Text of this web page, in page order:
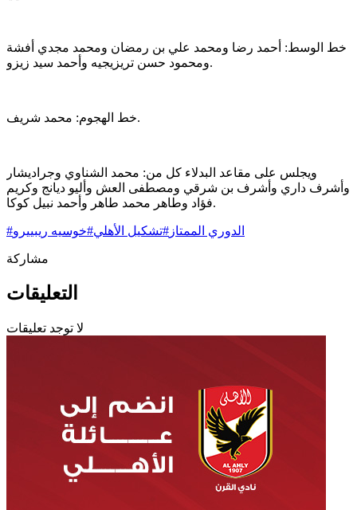
خط الوسط: أحمد رضا ومحمد علي بن رمضان ومحمد مجدي أفشة
ومحمود حسن تريزيجيه وأحمد سيد زيزو.
خط الهجوم: محمد شريف.
ويجلس على مقاعد البدلاء كل من: محمد الشناوي وجراديشار
وأشرف داري وأشرف بن شرقي ومصطفى العش وأليو ديانج وكريم
فؤاد وطاهر محمد طاهر وأحمد نبيل كوكا.
# الدوري الممتاز #تشكيل الأهلي#خوسيه ريبييرو
مشاركة
التعليقات
لا توجد تعليقات